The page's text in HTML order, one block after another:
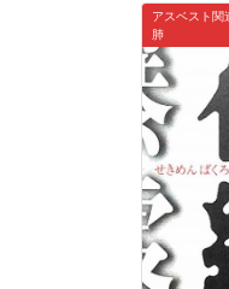
アスベスト関
肺